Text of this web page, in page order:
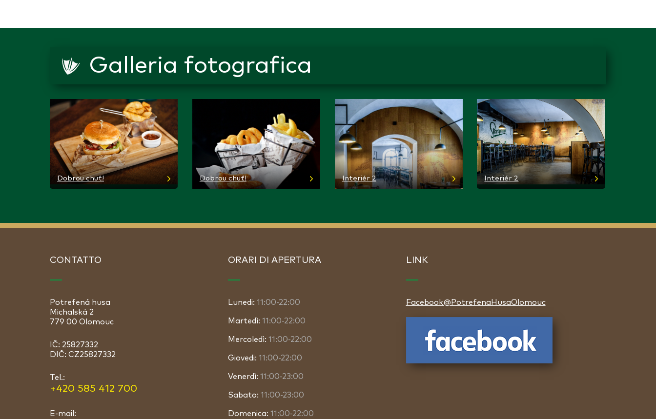
Galleria fotografica
Dobrou chuť! Dobrou chuť! Interiér 2 Interiér 2
CONTATTO
Potrefená husa
Michalská 2
779 00 Olomouc
IČ: 25827332
DIČ: CZ25827332
Tel.:
+420 585 412 700
E-mail:
ORARI DI APERTURA
Lunedi: 11:00-22:00
Martedì: 11:00-22:00
Mercoledì: 11:00-22:00
Giovedi: 11:00-22:00
Venerdì: 11:00-23:00
Sabato: 11:00-23:00
Domenica: 11:00-22:00
LINK
Facebook@PotrefenaHusaOlomouc